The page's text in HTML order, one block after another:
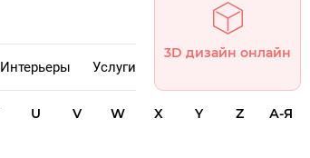
Интерьеры Услуги
3D дизайн онлайн
U V W X Y Z А-Я